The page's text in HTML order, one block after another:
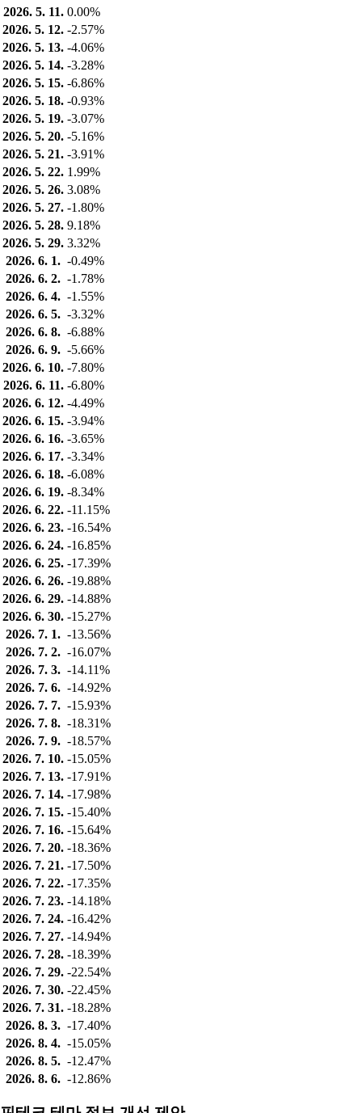
2026. 5. 11. 0.00%
2026. 5. 12. -2.57%
2026. 5. 13. -4.06%
2026. 5. 14. -3.28%
2026. 5. 15. -6.86%
2026. 5. 18. -0.93%
2026. 5. 19. -3.07%
2026. 5. 20. -5.16%
2026. 5. 21. -3.91%
2026. 5. 22. 1.99%
2026. 5. 26. 3.08%
2026. 5. 27. -1.80%
2026. 5. 28. 9.18%
2026. 5. 29. 3.32%
2026. 6. 1. -0.49%
2026. 6. 2. -1.78%
2026. 6. 4. -1.55%
2026. 6. 5. -3.32%
2026. 6. 8. -6.88%
2026. 6. 9. -5.66%
2026. 6. 10. -7.80%
2026. 6. 11. -6.80%
2026. 6. 12. -4.49%
2026. 6. 15. -3.94%
2026. 6. 16. -3.65%
2026. 6. 17. -3.34%
2026. 6. 18. -6.08%
2026. 6. 19. -8.34%
2026. 6. 22. -11.15%
2026. 6. 23. -16.54%
2026. 6. 24. -16.85%
2026. 6. 25. -17.39%
2026. 6. 26. -19.88%
2026. 6. 29. -14.88%
2026. 6. 30. -15.27%
2026. 7. 1. -13.56%
2026. 7. 2. -16.07%
2026. 7. 3. -14.11%
2026. 7. 6. -14.92%
2026. 7. 7. -15.93%
2026. 7. 8. -18.31%
2026. 7. 9. -18.57%
2026. 7. 10. -15.05%
2026. 7. 13. -17.91%
2026. 7. 14. -17.98%
2026. 7. 15. -15.40%
2026. 7. 16. -15.64%
2026. 7. 20. -18.36%
2026. 7. 21. -17.50%
2026. 7. 22. -17.35%
2026. 7. 23. -14.18%
2026. 7. 24. -16.42%
2026. 7. 27. -14.94%
2026. 7. 28. -18.39%
2026. 7. 29. -22.54%
2026. 7. 30. -22.45%
2026. 7. 31. -18.28%
2026. 8. 3. -17.40%
2026. 8. 4. -15.05%
2026. 8. 5. -12.47%
2026. 8. 6. -12.86%